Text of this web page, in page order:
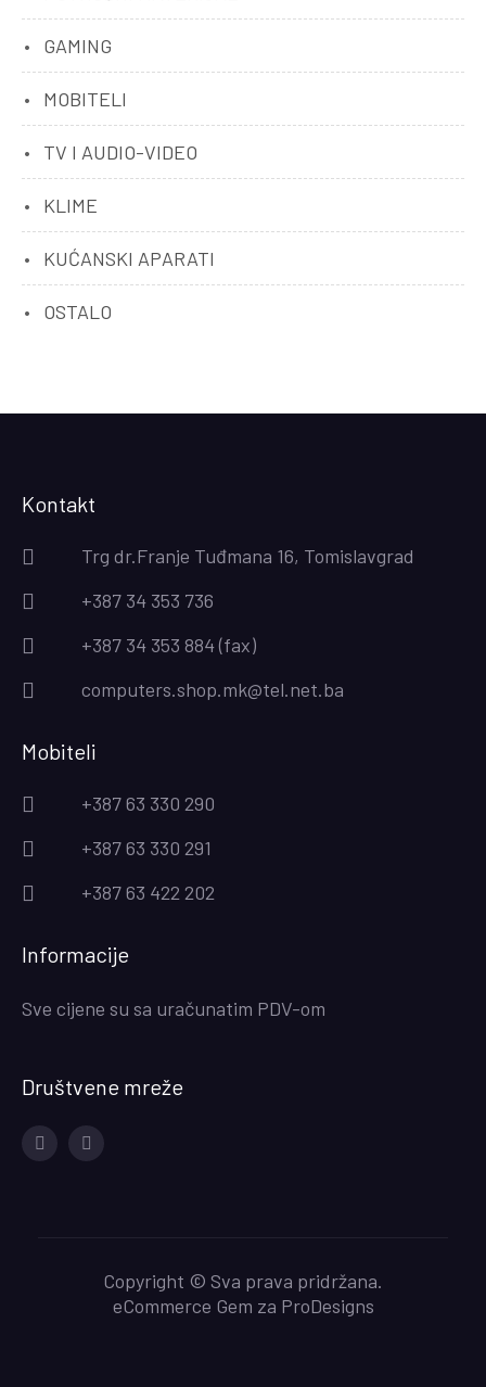
GAMING
MOBITELI
TV I AUDIO-VIDEO
KLIME
KUĆANSKI APARATI
OSTALO
Kontakt
Trg dr.Franje Tuđmana 16, Tomislavgrad
+387 34 353 736
+387 34 353 884 (fax)
computers.shop.mk@tel.net.ba
Mobiteli
+387 63 330 290
+387 63 330 291
+387 63 422 202
Informacije
Sve cijene su sa uračunatim PDV-om
Društvene mreže
Copyright © Sva prava pridržana.
eCommerce Gem za ProDesigns